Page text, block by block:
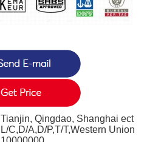
Tianjin, Qingdao, Shanghai ect
L/C,D/A,D/P,T/T,Western Union